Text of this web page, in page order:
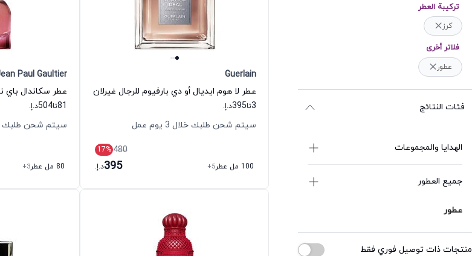
ترکیبة العطر
كرز
فلاتر أخرى
عطور
فئات النتائج
الهدايا والمجموعات
جميع العطور
عطور
منتجات ذات توصيل فوري فقط
Guerlain
عطر لا هوم ايديال أو دي بارفيوم للرجال غيرلان
3تا395د.إ.
سيتم شحن طلبك خلال 3 يوم عمل
480
17%
100 مل عطر
+5
395د.إ.
Paul Gaultier
81تا504د.إ.
سيتم شحن طلبك خلال 6
80 مل عطر +3